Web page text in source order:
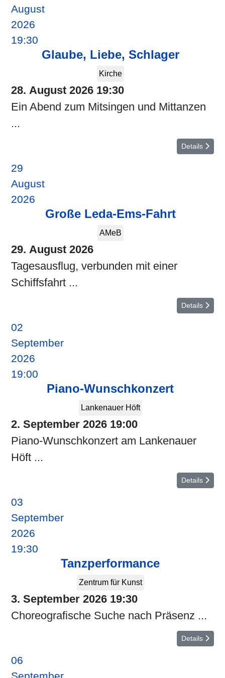
August
2026
19:30
Glaube, Liebe, Schlager
Kirche
28. August 2026 19:30
Ein Abend zum Mitsingen und Mittanzen
...
Details
29
August
2026
Große Leda-Ems-Fahrt
AMeB
29. August 2026
Tagesausflug, verbunden mit einer
Schiffsfahrt ...
Details
02
September
2026
19:00
Piano-Wunschkonzert
Lankenauer Höft
2. September 2026 19:00
Piano-Wunschkonzert am Lankenauer
Höft ...
Details
03
September
2026
19:30
Tanzperformance
Zentrum für Kunst
3. September 2026 19:30
Choreografische Suche nach Präsenz ...
Details
06